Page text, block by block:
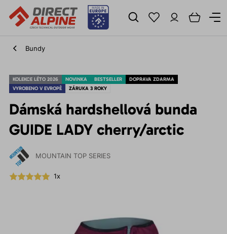
Bundy
KOLEKCE LÉTO 2026 NOVINKA BESTSELLER
DOPRAVA ZDARMA
VYROBENO V EVROPĚ
ZÁRUKA 3 ROKY
Dámská hardshellová bunda
GUIDE LADY cherry/arctic
MOUNTAIN TOP SERIES
1x